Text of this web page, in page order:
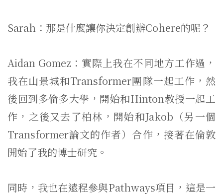
Sarah：那是什麼讓你決定創辦Cohere的呢？
Aidan Gomez：實際上我在不同地方工作過，
我在山景城和Transformer團隊一起工作，然
後回到多倫多大學，開始和Hinton教授一起工
作，之後又去了柏林，開始和Jakob（另一個
Transformer論文的作者）合作，接著在倫敦
開始了我的博士研究。
同時，我也在遠程參與Pathways項目，這是一